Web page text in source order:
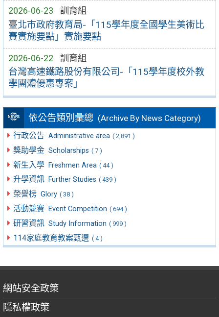
2026-06-23 訓育組
臺北市政府教育局-「115學年度全國學生美術比
賽實施要點」實施要點
2026-06-22 訓育組
台灣高速鐵路股份有限公司-「115學年度校外教
學團體優惠專案」
依公告類別彙總 (Archive By News Category)
行政公告 Administrative area ( 2,891 )
獎助學金 Scholarships ( 7 )
新生入學 Freshmen Area ( 44 )
升學資訊 Further Studies ( 439 )
榮譽榜 Glory ( 38 )
活動競賽 Event Competition ( 694 )
研習資訊 Study Information ( 999 )
114家庭教育教案甄選 ( 4 )
網站安全政策
隱私權政策